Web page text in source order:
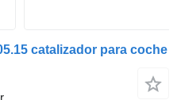
catalizador para coche